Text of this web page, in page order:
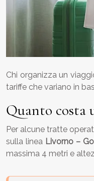
Chi organizza un
tariffe che variano in
Quanto costa
Per alcune tratte
sulla linea Livorno –
massima 4 metri e